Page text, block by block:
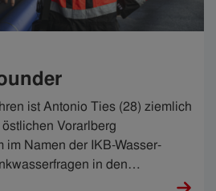
ist Antonio Ties (28) ziemlich
Vorarlberg
im Namen der IKB-Wasser-
in den